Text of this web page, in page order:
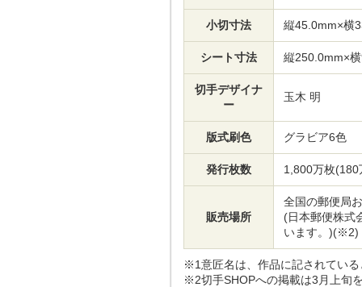
小切寸法 縦45.0mm×横
シート寸法 縦250.0mm×
切手デザイナ
ー
玉木 明
版式刷色 グラビア6色
発行枚数 1,800万枚(180
販売場所
全国の郵便局
(日本郵便株式
います。)(※2)
※1意匠名は、作品に記されてい
※2切手SHOPへの掲載は3月上旬